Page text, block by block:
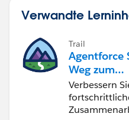
Verwandte
Trail
Agentforce
Weg zum
Verbessern